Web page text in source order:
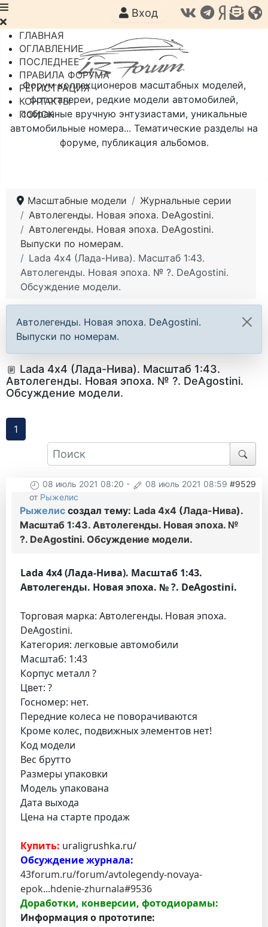
Форум коллекционеров масштабных моделей,
фотогалереи, редкие модели автомобилей,
собранные вручную энтузиастами, уникальные
автомобильные номера... Тематические разделы на
форуме, публикация альбомов.
Вход
ГЛАВНАЯ
ОГЛАВЛЕНИЕ
ПОСЛЕДНЕЕ
ПРАВИЛА ФОРУМА
РЕГИСТРАЦИЯ
КОНТАКТЫ
ПОИСК
Масштабные модели
Журнальные серии
Автолегенды. Новая эпоха. DeAgostini.
Автолегенды. Новая эпоха. DeAgostini.
Выпуски по номерам.
Lada 4х4 (Лада-Нива). Масштаб 1:43.
Автолегенды. Новая эпоха. № ?. DeAgostini.
Обсуждение модели.
Автолегенды. Новая эпоха. DeAgostini.
Выпуски по номерам.
Lada 4х4 (Лада-Нива). Масштаб 1:43.
Автолегенды. Новая эпоха. № ?. DeAgostini.
Обсуждение модели.
1
08 июль 2021 08:20 - 08 июль 2021 08:59 #9529
от Рыжелис
Рыжелис создал тему: Lada 4х4 (Лада-Нива).
Масштаб 1:43. Автолегенды. Новая эпоха. №
?. DeAgostini. Обсуждение модели.
Lada 4х4 (Лада-Нива). Масштаб 1:43.
Автолегенды. Новая эпоха. № ?. DeAgostini.
Торговая марка: Автолегенды. Новая эпоха.
DeAgostini.
Категория: легковые автомобили
Масштаб: 1:43
Корпус металл ?
Цвет: ?
Госномер: нет.
Передние колеса не поворачиваются
Кроме колес, подвижных элементов нет!
Код модели
Вес брутто
Размеры упаковки
Модель упакована
Дата выхода
Цена на старте продаж
Купить: uraligrushka.ru/
Обсуждение журнала:
43forum.ru/forum/avtolegendy-novaya-
epok...hdenie-zhurnala#9536
Доработки, конверсии, фотодиорамы:
Информация о прототипе: